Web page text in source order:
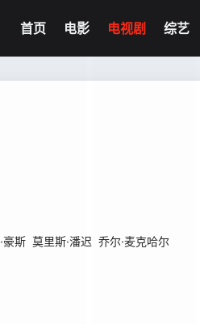
首页 电影 电视剧 综艺
豪斯 莫里斯·潘迟 乔尔·麦克哈尔